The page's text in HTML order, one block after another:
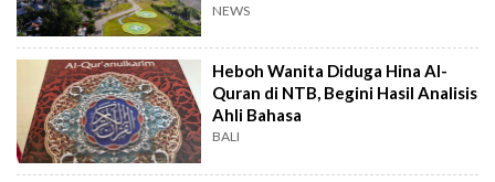
NEWS
Heboh Wanita Diduga Hina Al-
Quran di NTB, Begini Hasil Analisis
Ahli Bahasa
BALI